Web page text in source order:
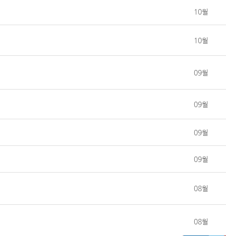
10월
10월
09월
09월
09월
09월
08월
08월